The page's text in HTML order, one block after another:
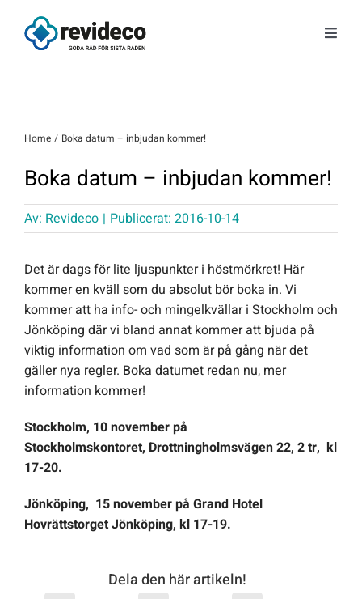
innehållet
Om oss
Tips & Nyheter
Gratis kunskap
Kontakt
Fråga Astrid
Offert Direkt
Logga in
Home Boka datum – inbjudan kommer!
Boka datum – inbjudan kommer!
Av: Revideco | Publicerat: 2016-10-14
Det är dags för lite ljuspunkter i höstmörkret! Här
kommer en kväll som du absolut bör boka in. Vi
kommer att ha info- och mingelkvällar i Stockholm och
Jönköping där vi bland annat kommer att bjuda på
viktig information om vad som är på gång när det
gäller nya regler. Boka datumet redan nu, mer
information kommer!
Stockholm, 10 november på
Stockholmskontoret, Drottningholmsvägen 22, 2 tr, kl
17-20.
Jönköping, 15 november på Grand Hotel
Hovrättstorget Jönköping, kl 17-19.
Dela den här artikeln!